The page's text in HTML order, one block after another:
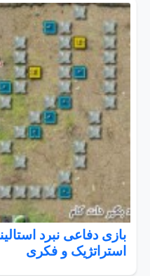
استراتژیک و فکری